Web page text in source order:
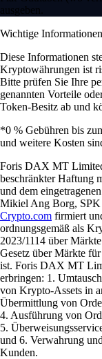
ausgeben.
Wichtige Informationen
Diese Informationen
Kryptowährungen ist
Bitte prüfen Sie Ihre
genannten Vorteile
Token-Besitz ab und
*0 % Gebühren bis
und weitere Kosten
Foris DAX MT
beschränkter Haftung
und dem
Mikiel Ang Borg, SPK
Crypto.com firmiert
ordnungsgemäß als
2023/1114 über
Gesetz über Märkte
ist. Foris DAX MT
erbringen: 1.
von Krypto-Assets in
Übermittlung von
4. Ausführung von
5.
und 6. Verwahrung
Kunden.